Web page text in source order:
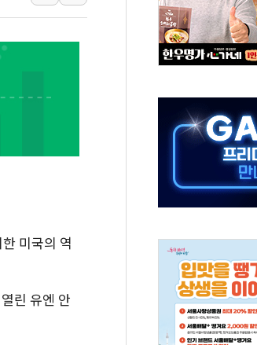
용대리 계곡서 수위 상승으로 피서객 7명 고립…
해시, 11~14일 '별똥별 멍' 운영…페르세우스 유성우
원 중·남부 동해안 시간당 50mm 이상 폭우…호우경
염에 車 운전면허 기능시험 오전 집중 편성…체감온도
미국의 역
린 유엔 안